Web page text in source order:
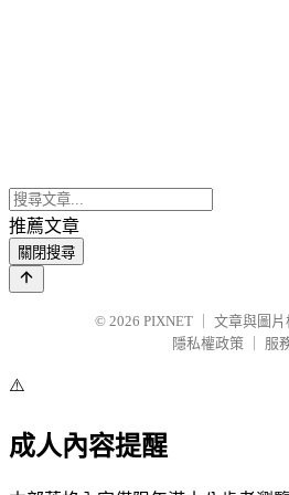
推薦文章
關閉搜尋
© 2026 PIXNET
文章與圖
隱私權政策
服
⚠️
成人內容提醒